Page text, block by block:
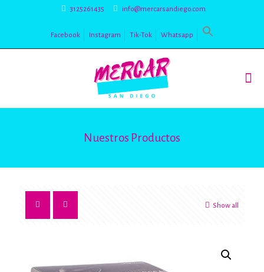
3125261435 info@mercarsandiego.com
Facebook Instagram Tik-Tok Whatsapp
Nuestros Productos
Show all